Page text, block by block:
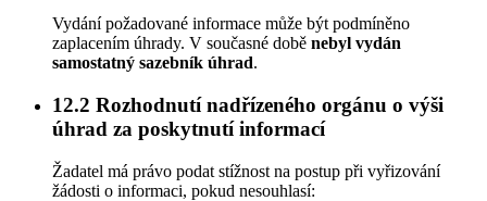
Vydání požadované informace může být podmíněno
zaplacením úhrady. V současné době nebyl vydán
samostatný sazebník úhrad.
12.2 Rozhodnutí nadřízeného orgánu o výši
úhrad za poskytnutí informací
Žadatel má právo podat stížnost na postup při vyřizování
žádosti o informaci, pokud nesouhlasí: